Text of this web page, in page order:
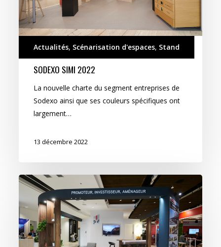
Actualités, Scénarisation d'espaces, Stand
SODEXO SIMI 2022
La nouvelle charte du segment entreprises de
Sodexo ainsi que ses couleurs spécifiques ont
largement…
13 décembre 2022
PRD
2022